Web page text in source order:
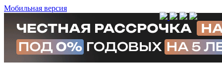
Мобильная версия